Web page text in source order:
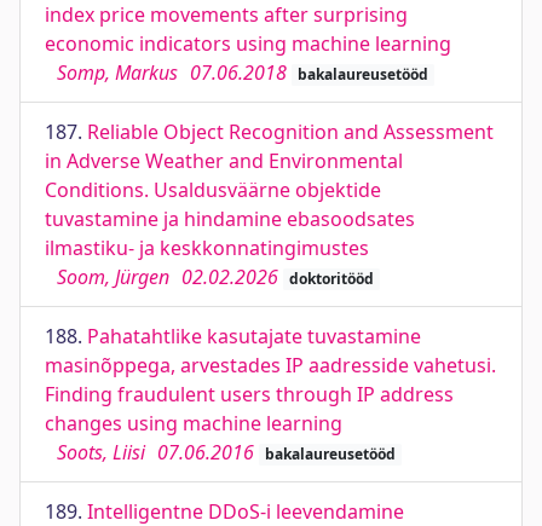
index price movements after surprising
economic indicators using machine learning
Somp, Markus 07.06.2018 bakalaureusetööd
187. Reliable Object Recognition and Assessment
in Adverse Weather and Environmental
Conditions. Usaldusväärne objektide
tuvastamine ja hindamine ebasoodsates
ilmastiku- ja keskkonnatingimustes
Soom, Jürgen 02.02.2026 doktoritööd
188. Pahatahtlike kasutajate tuvastamine
masinõppega, arvestades IP aadresside vahetusi.
Finding fraudulent users through IP address
changes using machine learning
Soots, Liisi 07.06.2016 bakalaureusetööd
189. Intelligentne DDoS-i leevendamine